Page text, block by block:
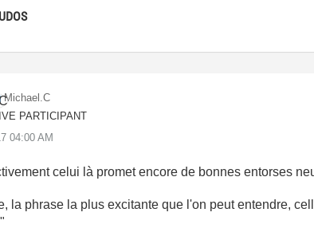
Michael.C
PARTICIPANT
04:00 AM
celui là promet encore de bonnes entorses
la phrase la plus excitante que l'on peut entendre,